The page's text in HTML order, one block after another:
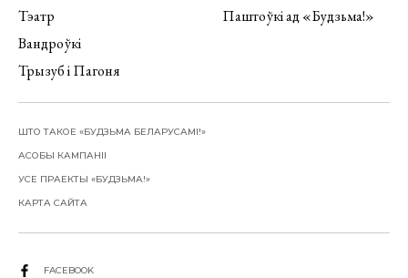
Тэатр
Вандроўкі
Трызуб і Пагоня
Паштоўкі ад «Будзьма!»
ШТО ТАКОЕ «БУДЗЬМА БЕЛАРУСАМІ!»
АСОБЫ КАМПАНІІ
УСЕ ПРАЕКТЫ «БУДЗЬМА!»
КАРТА САЙТА
FACEBOOK